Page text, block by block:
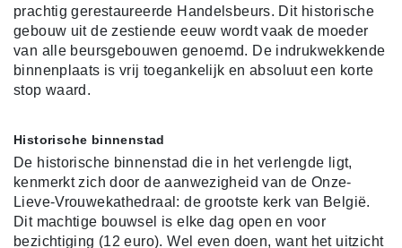
prachtig gerestaureerde Handelsbeurs. Dit historische
gebouw uit de zestiende eeuw wordt vaak de moeder
van alle beursgebouwen genoemd. De indrukwekkende
binnenplaats is vrij toegankelijk en absoluut een korte
stop waard.
Historische binnenstad
De historische binnenstad die in het verlengde ligt,
kenmerkt zich door de aanwezigheid van de Onze-
Lieve-Vrouwekathedraal: de grootste kerk van België.
Dit machtige bouwsel is elke dag open en voor
bezichtiging (12 euro). Wel even doen, want het uitzicht